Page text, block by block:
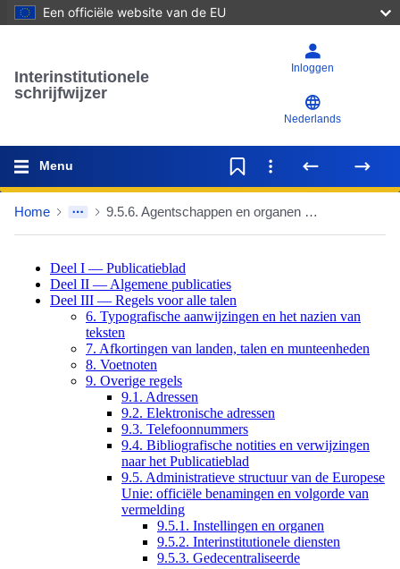
Een officiële website van de EU
Interinstitutionele
schrijfwijzer
Inloggen
Nederlands
Menu
Home 9.5.6. Agentschappen en organen van Euratom